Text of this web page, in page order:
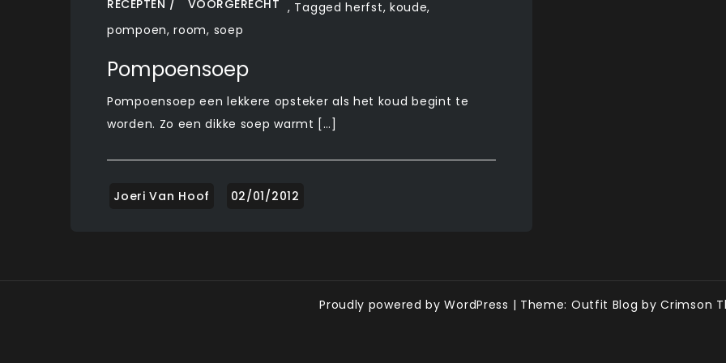
RECEPTEN ,
VOORGERECHT Taggedherfst, koude,
pompoen,room, soep
Pompoensoep
Pompoensoep een lekkere opsteker als het koud begint te
worden. Zo een dikke soep warmt […]
Proudly powered by WordPress | Theme: Outfit Blog by Crimson